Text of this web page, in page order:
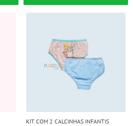
KIT COM 2 CALCINHAS INFANTIS